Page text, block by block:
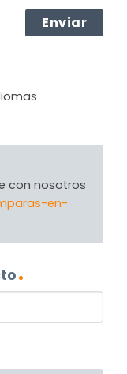
con nosotros
en-